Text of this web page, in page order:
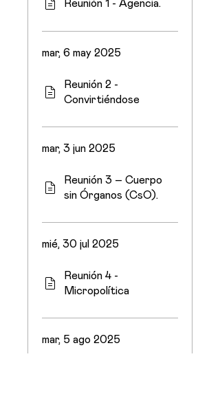
Reunión 1 - Agencia.
mar, 6 may 2025
Reunión 2 -
Convirtiéndose
mar, 3 jun 2025
Reunión 3 – Cuerpo
sin Órganos (CsO).
mié, 30 jul 2025
Reunión 4 -
Micropolítica
mar, 5 ago 2025